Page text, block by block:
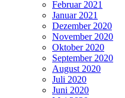
Februar 2021
Januar 2021
Dezember 2020
November 2020
Oktober 2020
September 2020
August 2020
Juli 2020
Juni 2020